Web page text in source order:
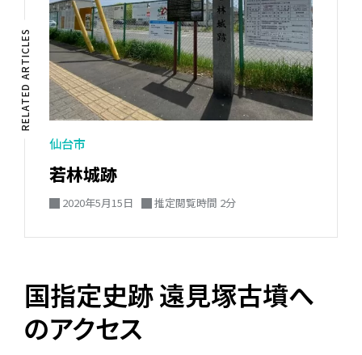
RELATED ARTICLES
仙台市
若林城跡
2020年5月15日 推定閲覧時間 2分
国指定史跡 遠見塚古墳へ
のアクセス